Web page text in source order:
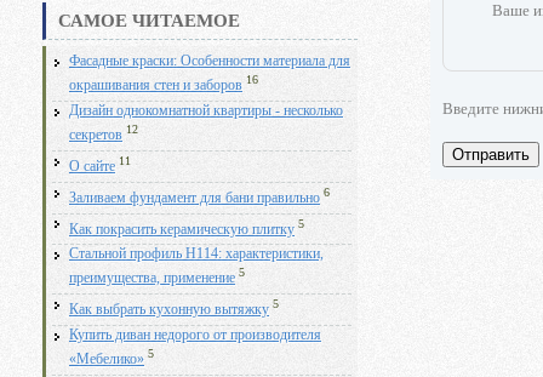
САМОЕ ЧИТАЕМОЕ
Фасадные краски: Особенности материала для
окрашивания стен и заборов 16
Дизайн однокомнатной квартиры - несколько
секретов 12
О сайте 11
Заливаем фундамент для бани правильно 6
Как покрасить керамическую плитку 5
Стальной профиль Н114: характеристики,
преимущества, применение 5
Как выбрать кухонную вытяжку 5
Купить диван недорого от производителя
«Мебелико» 5
Ваше
Введите
Отправить